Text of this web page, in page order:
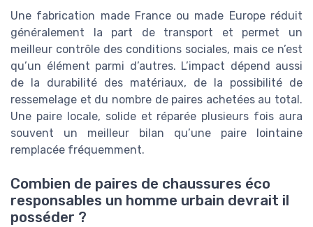
Une fabrication made France ou made Europe réduit
généralement la part de transport et permet un
meilleur contrôle des conditions sociales, mais ce n’est
qu’un élément parmi d’autres. L’impact dépend aussi
de la durabilité des matériaux, de la possibilité de
ressemelage et du nombre de paires achetées au total.
Une paire locale, solide et réparée plusieurs fois aura
souvent un meilleur bilan qu’une paire lointaine
remplacée fréquemment.
Combien de paires de chaussures éco
responsables un homme urbain devrait il
posséder ?